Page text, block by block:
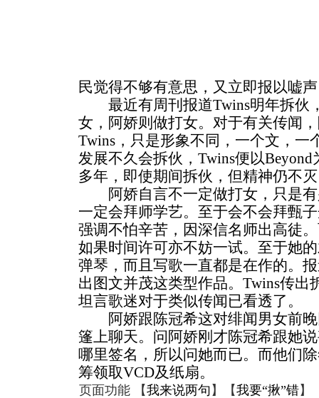
民觉得不够有意思，又立即报以嘘
最近有周刊报道Twins明年拆伙
女，阿娇则做打女。对于有关传闻
Twins，只是形象不同，一个文，一
发展不久会拆伙，Twins便以
多年，即使期间拆伙，但精神仍不
阿娇自言不一定做打女，只是有
一定会拜师学艺。至于会不会拜甄
强调不怕辛苦，因深信名师出高徒
如果时间许可亦不妨一试。至于她
弹琴，而且写歌一直都是在作的。
出图文并茂这类型作品。Twins传出
坦言歌迷对于类似传闻已看透了。
阿娇跟陈冠希这对绯闻男女前晚
篷上聊天。问阿娇刚才陈冠希跟她
哪里签名，所以问她而已。而他们
筹领取VCD及纸扇。
页面功能 【我来说两句 】【我要“揪”错】